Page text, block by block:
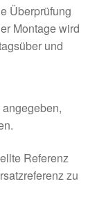
Überprüfung
Montage wird
und
Referenz
zu